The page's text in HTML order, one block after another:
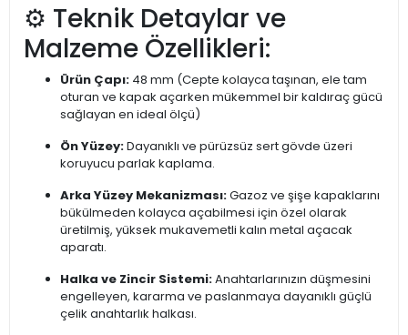
⚙️ Teknik Detaylar ve
Malzeme Özellikleri:
Ürün Çapı: 48 mm (Cepte kolayca taşınan, ele tam
oturan ve kapak açarken mükemmel bir kaldıraç gücü
sağlayan en ideal ölçü)
Ön Yüzey:Dayanıklı ve pürüzsüz sert gövde üzeri
koruyucu parlak kaplama.
Arka Yüzey Mekanizması:Gazoz ve şişe kapaklarını
bükülmeden kolayca açabilmesi için özel olarak
üretilmiş, yüksek mukavemetli kalın metal açacak
aparatı.
Halka ve Zincir Sistemi:Anahtarlarınızın düşmesini
engelleyen, kararma ve paslanmaya dayanıklı güçlü
çelik anahtarlık halkası.